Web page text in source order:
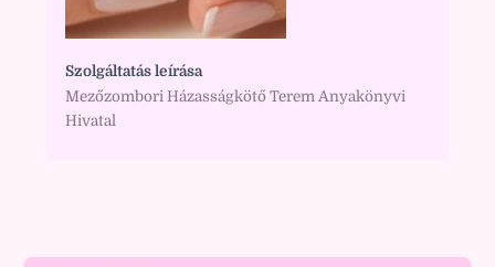
Szolgáltatás leírása
Mezőzombori Házasságkötő Terem Anyakönyvi
Hivatal